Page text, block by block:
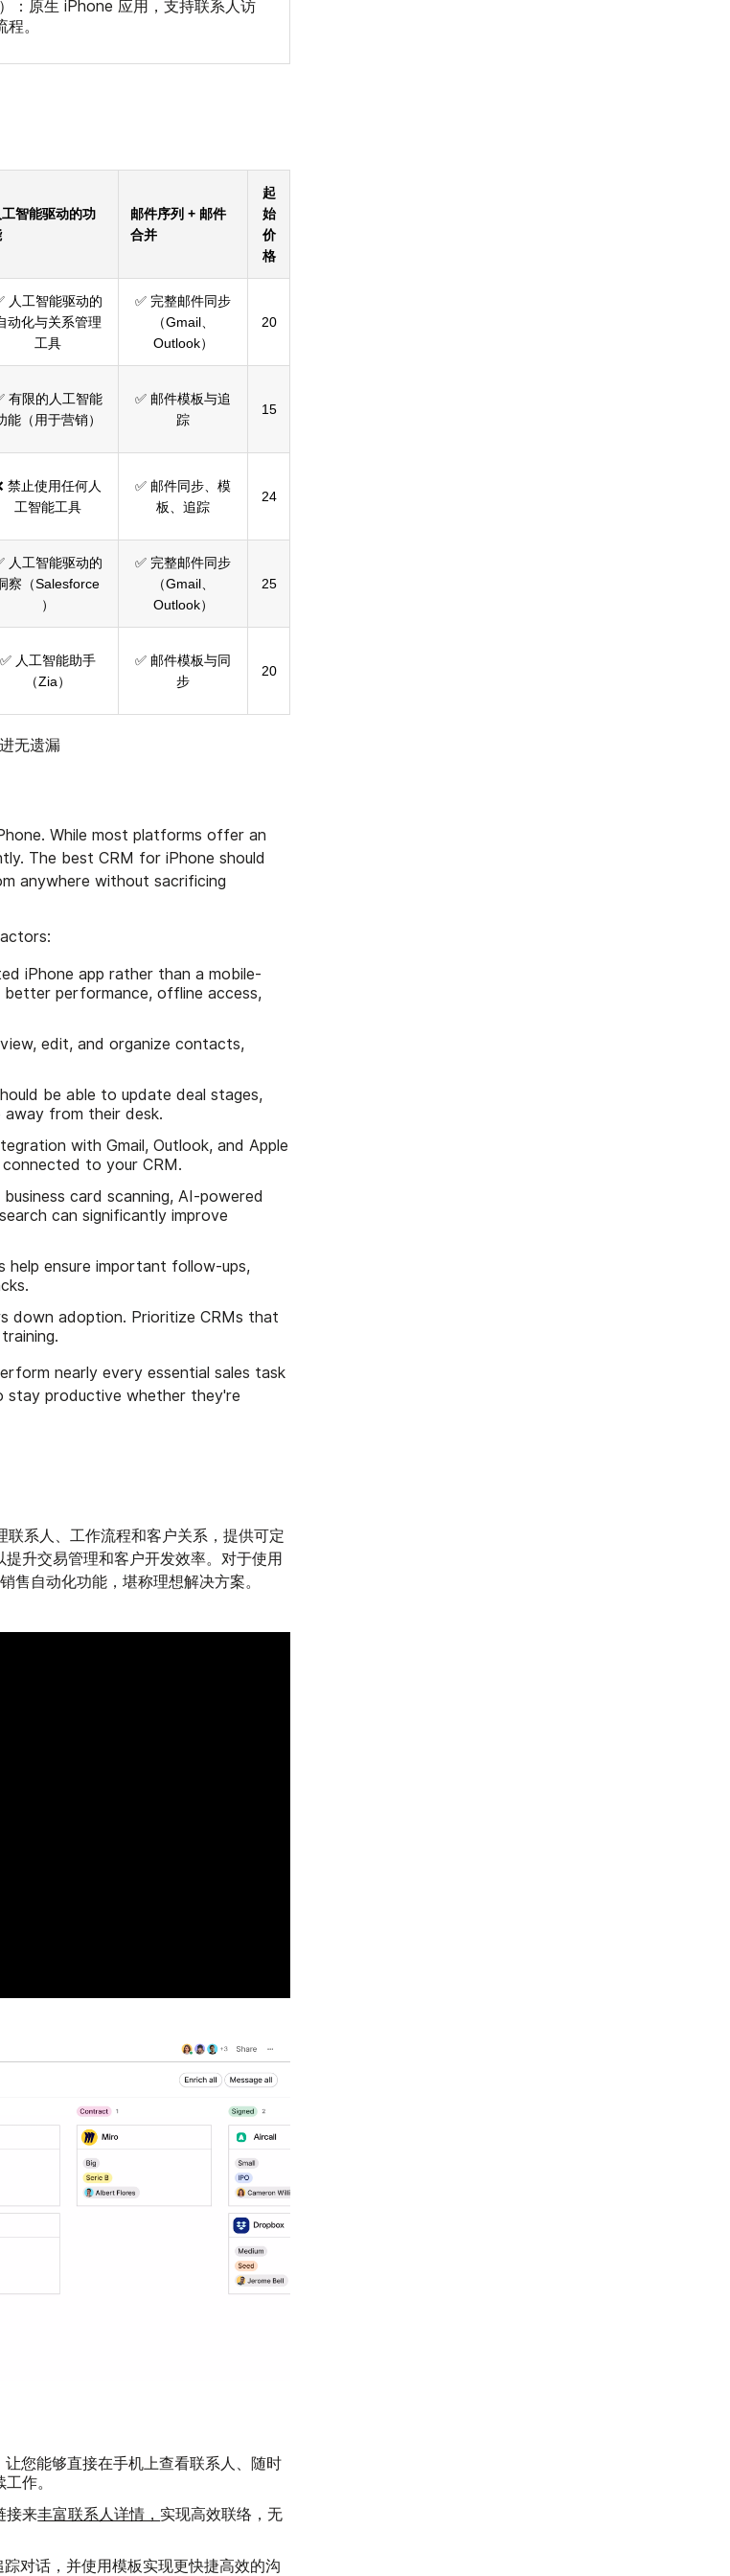
：原生 iPhone 应用，支持联系人访
。
工智能驱动的功
邮件序列 + 邮件
合并
起
始
价
格
人工智能驱动的
动化与关系管理
工具
✅ 完整邮件同步
（Gmail、
Outlook）
20
有限的人工智能
能（用于营销）
✅ 邮件模板与追
踪
15
禁止使用任何人
工智能工具
✅ 邮件同步、模
板、追踪
24
人工智能驱动的
察（Salesforce
）
✅ 完整邮件同步
（Gmail、
Outlook）
25
✅ 人工智能助手
（Zia）
✅ 邮件模板与同
步
20
无遗漏
While most platforms offer an
The best CRM for iPhone should
anywhere without sacrificing
iPhone app rather than a mobile-
performance, offline access,
edit, and organize contacts,
be able to update deal stages,
from their desk.
with Gmail, Outlook, and Apple
to your CRM.
card scanning, AI-powered
can significantly improve
help ensure important follow-ups,
down adoption. Prioritize CRMs that
nearly every essential sales task
stay productive whether they're
系人、工作流程和客户关系，提供可定
升交易管理和客户开发效率。对于使用
自动化功能，堪称理想解决方案。
您能够直接在手机上查看联系人、随时
作。
接来丰富联系人详情， 实现高效联络，无
踪对话，并使用模板实现更快捷高效的沟